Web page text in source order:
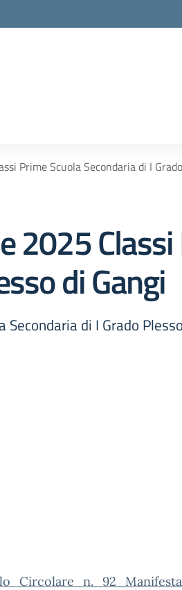
Prime Scuola Secondaria di I
2025
di Gangi
di I Grado